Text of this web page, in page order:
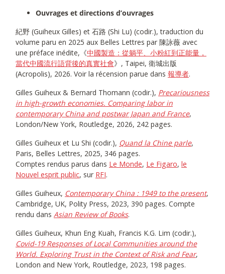
Ouvrages et directions d’ouvrages
紀野 (Guiheux Gilles) et 石路 (Shi Lu) (codir.), traduction du
volume paru en 2025 aux Belles Lettres par 陳詠薇 avec
une préface inédite,《中國製造：從躺平、小粉紅到正能量，
當代中國流行語背後的真實社會》, Taipei, 衛城出版
(Acropolis), 2026. Voir la récension parue dans 報導者.
Gilles Guiheux & Bernard Thomann (codir.), Precariousness
in high-growth economies. Comparing labor in
contemporary China and postwar Japan and France,
London/New York, Routledge, 2026, 242 pages.
Gilles Guiheux et Lu Shi (codir.), Quand la Chine parle,
Paris, Belles Lettres, 2025, 346 pages.
Comptes rendus parus dans Le Monde, Le Figaro, le
Nouvel esprit public, sur RFI.
Gilles Guiheux, Contemporary China : 1949 to the present,
Cambridge, UK, Polity Press, 2023, 390 pages. Compte
rendu dans Asian Review of Books.
Gilles Guiheux, Khun Eng Kuah, Francis K.G. Lim (codir.),
Covid-19 Responses of Local Communities around the
World. Exploring Trust in the Context of Risk and Fear,
London and New York, Routledge, 2023, 198 pages.